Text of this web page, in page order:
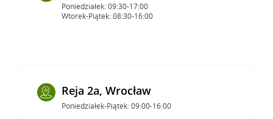
Poniedziałek: 09:30-17:00
Wtorek-Piątek: 08:30-16:00
Reja 2a, Wrocław
Poniedziałek-Piątek: 09:00-16:00